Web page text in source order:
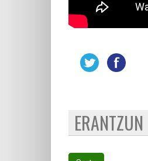
ERANTZUN